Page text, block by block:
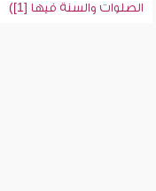
الصلوات والسنة فيها [1])